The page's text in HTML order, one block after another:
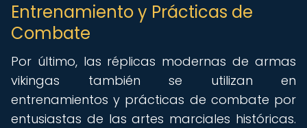
Entrenamiento y Prácticas de
Combate
Por último, las réplicas modernas de armas
vikingas también se utilizan en
entrenamientos y prácticas de combate por
entusiastas de las artes marciales históricas.